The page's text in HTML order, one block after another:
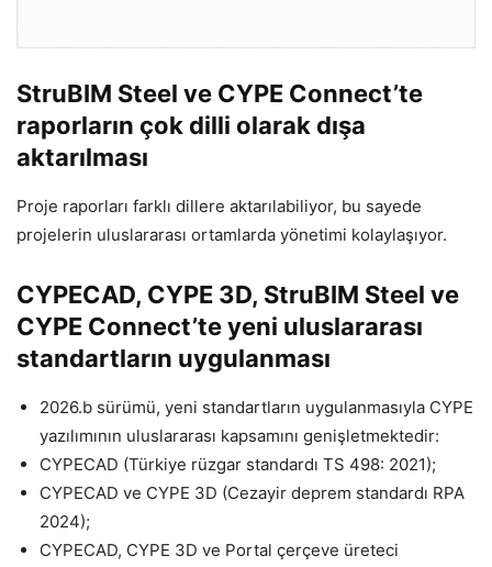
StruBIM Steel ve CYPE Connect’te
raporların çok dilli olarak dışa
aktarılması
Proje raporları farklı dillere aktarılabiliyor, bu sayede
projelerin uluslararası ortamlarda yönetimi kolaylaşıyor.
CYPECAD, CYPE 3D, StruBIM Steel ve
CYPE Connect’te yeni uluslararası
standartların uygulanması
2026.b sürümü, yeni standartların uygulanmasıyla CYPE
yazılımının uluslararası kapsamını genişletmektedir:
CYPECAD (Türkiye rüzgar standardı TS 498: 2021);
CYPECAD ve CYPE 3D (Cezayir deprem standardı RPA
2024);
CYPECAD, CYPE 3D ve Portal çerçeve üreteci